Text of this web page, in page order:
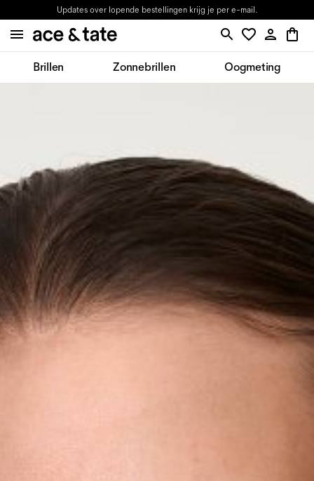
Updates over lopende bestellingen krijg je per e-mail.
Brillen Zonnebrillen Oogmeting